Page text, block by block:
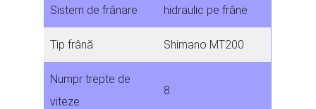
Sistem de frânare hidraulic pe frâne
Tip frână Shimano MT200
Numpr trepte de
viteze
8